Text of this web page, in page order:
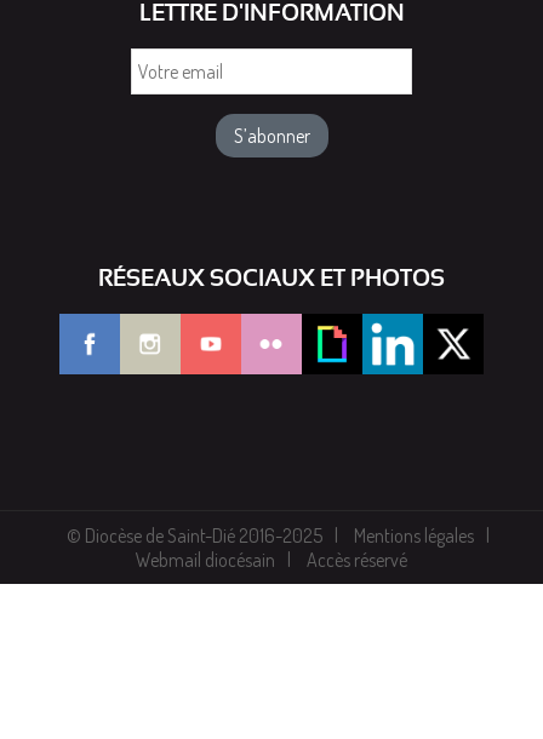
LETTRE D'INFORMATION
RÉSEAUX SOCIAUX ET PHOTOS
© Diocèse de Saint-Dié 2016-2025
Mentions légales
Webmail diocésain
Accès réservé